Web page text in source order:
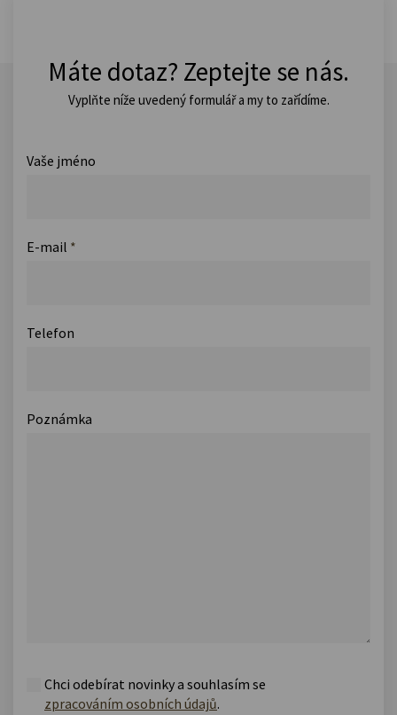
Máte dotaz? Zeptejte se nás.
Vyplňte níže uvedený formulář a my to zařídíme.
Vaše jméno
E-mail *
Telefon
Poznámka
Chci odebírat novinky a souhlasím se
zpracováním osobních údajů.